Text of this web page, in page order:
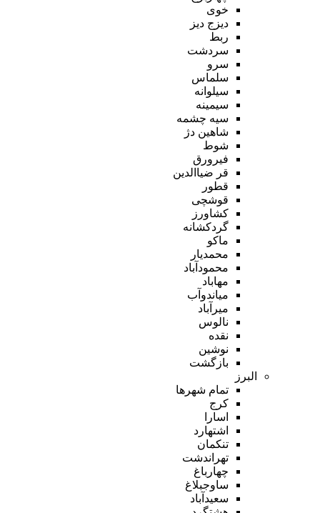
خوی
دیزج دیز
ربط
سردشت
سرو
سلماس
سیلوانه
سیمینه
سیه چشمه
شاهین دژ
شوط
فیرورق
قر ضیاالدین
قطور
قوشچی
کشاورز
گردکشانه
ماکو
محمدیار
محمودآباد
مهاباد
میاندوآب
میرآباد
نالوس
نقده
نوشین
بازگشت
البرز
تمام شهر‌ها
کرج
اسارا
اشتهارد
تنکمان
تهراندشت
چهارباغ
ساوجبلاغ
سعیدآباد